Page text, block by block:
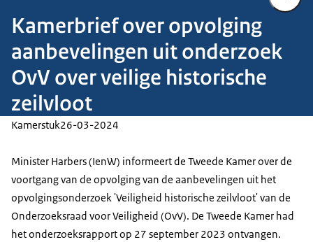
Kamerbrief over opvolging
aanbevelingen uit onderzoek
OvV over veilige historische
zeilvloot
Kamerstuk26-03-2024
Minister Harbers (IenW) informeert de Tweede Kamer over de
voortgang van de opvolging van de aanbevelingen uit het
opvolgingsonderzoek 'Veiligheid historische zeilvloot' van de
Onderzoeksraad voor Veiligheid (OvV). De Tweede Kamer had
het onderzoeksrapport op 27 september 2023 ontvangen.